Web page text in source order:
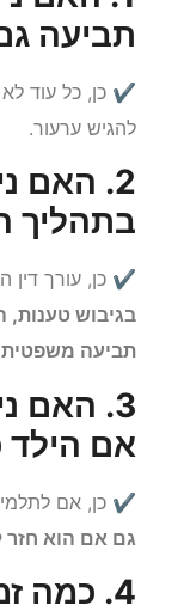
1. האם
תביעה
✔ כן, כל עוד לא
להגיש ערעור.
2. האם
בתהליך
✔ כן, עורך דין
בגיבוש טענות,
תביעה
3. האם
אם הילד
✔ כן, אם
גם אם הוא